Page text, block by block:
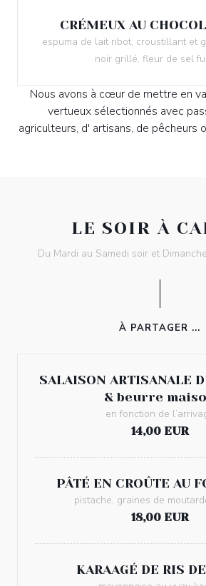
CRÉMEUX AU
espuma de lait ribot, croustillant et
noir grillé, fleur de sel
Nous avons à cœur de mettre en
vertueux sélectionnés avec
agriculteurs, d' artisans, de pêcheurs
LE SOIR À
Du Mardi au Samedi soir et
À PARTAGER ...
SALAISON ARTISANALE
& beurre
en fonction de
14,00 EUR
PÂTÉ EN CROÛTE AU
pistache, graines de
18,00 EUR
KARAAGÉ DE RIS